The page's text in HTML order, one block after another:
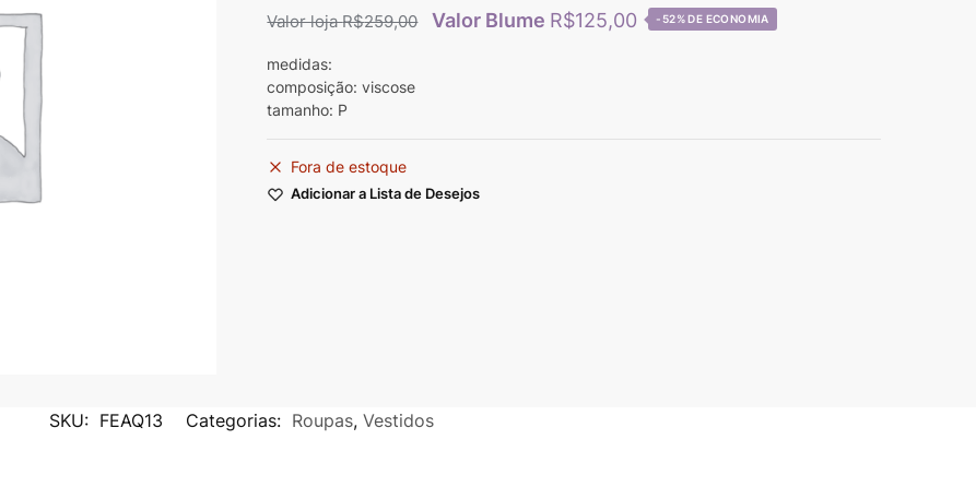
R$259,00 R$125,00 -52%
medidas:
composição: viscose
tamanho: P
Fora de estoque
Adicionar a Lista de Desejos
SKU: FEAQ13 Categorias: Roupas, Vestidos